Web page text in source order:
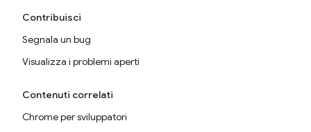
Contribuisci
Segnala un bug
Visualizza i problemi aperti
Contenuti correlati
Chrome per sviluppatori